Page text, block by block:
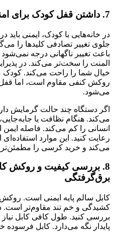
7. داشتن قفل کودک برای امنیت خانواده
در خانه‌هایی با کودک، ایمنی
جلوی تغییر تصادفی کلیدها را
باعث تغییر ناگهانی درجه
المنت را سخت‌تر می‌کند. در
خیال شما را راحت می‌کند. کودک
روکش کنفی مقاوم است، اما قفل
می‌شود.
اگر دستگاه چند حالت گرمایش
می‌کند. هنگام نظافت یا
انسانی را کم می‌کند. فاصله ایمن
رعایت کنید. این موارد
می‌کند و خرید کرسی را
8. بررسی کیفیت و روکش
برق‌گرفتگی
کابل سالم پایه ایمنی است. روکش
کشیدگی و خم تند مقاوم‌تر است.
بررسی کنید. طول کافی کابل نیاز
پایدار نگه می‌دارد. کابل